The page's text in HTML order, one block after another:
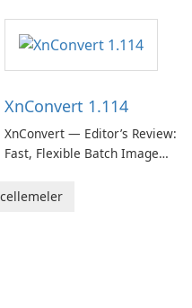
software designed to help
users capture, organize, and
access information across
XnConvert 1.114
XnConvert — Editor’s Review:
Fast, Flexible Batch Image
macOS and Linux XnConvert